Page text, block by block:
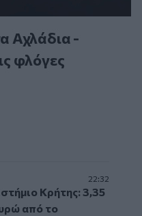
Αχλάδια -
φλόγες
22:32
Κρήτης: 3,35
από το